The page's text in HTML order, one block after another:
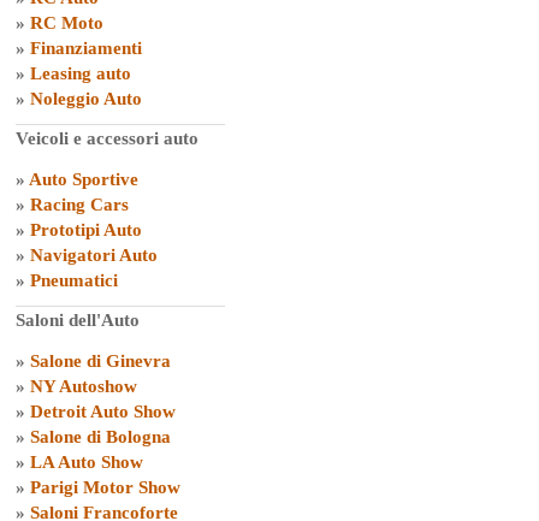
» RC Moto
» Finanziamenti
» Leasing auto
» Noleggio Auto
Veicoli e accessori auto
» Auto Sportive
» Racing Cars
» Prototipi Auto
» Navigatori Auto
» Pneumatici
Saloni dell'Auto
» Salone di Ginevra
» NY Autoshow
» Detroit Auto Show
» Salone di Bologna
» LA Auto Show
» Parigi Motor Show
» Saloni Francoforte